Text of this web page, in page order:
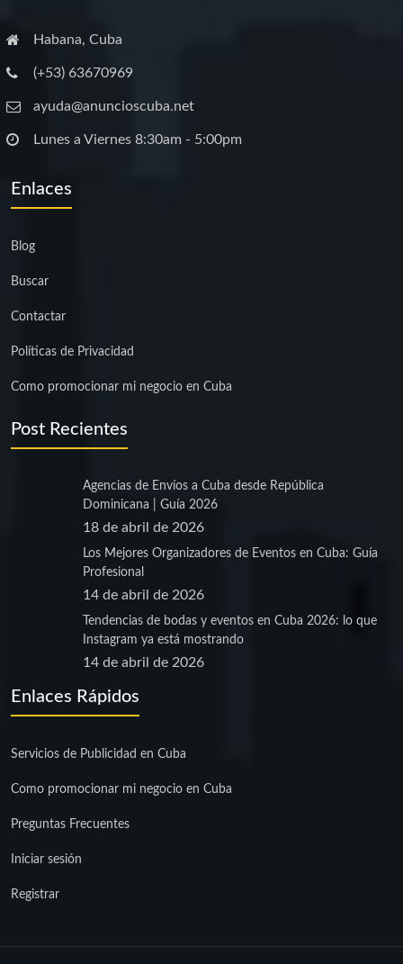
Habana, Cuba
(+53) 63670969
ayuda@anuncioscuba.net
Lunes a Viernes 8:30am - 5:00pm
Enlaces
Blog
Buscar
Contactar
Políticas de Privacidad
Como promocionar mi negocio en Cuba
Post Recientes
Agencias de Envíos a Cuba desde República
Dominicana | Guía 2026
18 de abril de 2026
Los Mejores Organizadores de Eventos en Cuba: Guía
Profesional
14 de abril de 2026
Tendencias de bodas y eventos en Cuba 2026: lo que
Instagram ya está mostrando
14 de abril de 2026
Enlaces Rápidos
Servicios de Publicidad en Cuba
Como promocionar mi negocio en Cuba
Preguntas Frecuentes
Iniciar sesión
Registrar